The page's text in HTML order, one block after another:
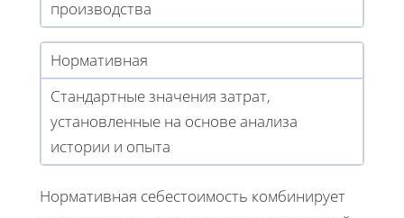
производства
Нормативная
Стандартные значения затрат,
установленные на основе анализа
истории и опыта
Нормативная себестоимость комбинирует